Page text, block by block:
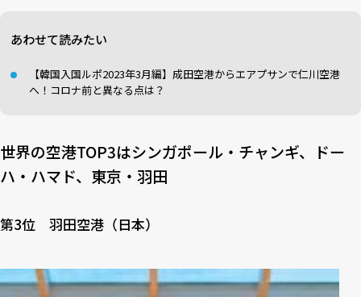
あわせて読みたい
【韓国入国ルポ2023年3月編】成田空港からエアプサンで仁川空港
へ！コロナ前と異なる点は？
世界の空港TOP3はシンガポール・チャンギ、ドー
ハ・ハマド、東京・羽田
第3位 羽田空港（日本）